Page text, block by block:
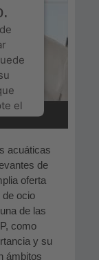
el
acuáticas
de
oferta
ocio
de las
como
y su
ámbitos